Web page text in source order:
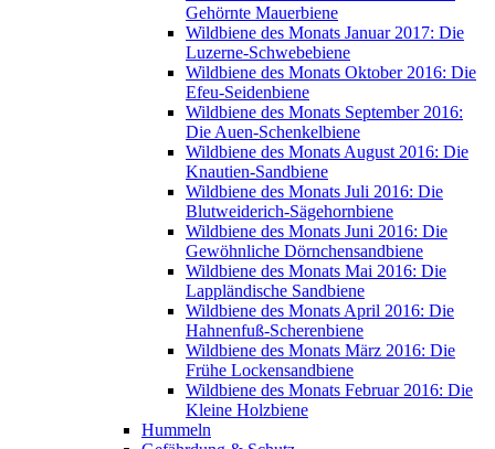
Gehörnte Mauerbiene
Wildbiene des Monats Januar 2017: Die
Luzerne-Schwebebiene
Wildbiene des Monats Oktober 2016: Die
Efeu-Seidenbiene
Wildbiene des Monats September 2016:
Die Auen-Schenkelbiene
Wildbiene des Monats August 2016: Die
Knautien-Sandbiene
Wildbiene des Monats Juli 2016: Die
Blutweiderich-Sägehornbiene
Wildbiene des Monats Juni 2016: Die
Gewöhnliche Dörnchensandbiene
Wildbiene des Monats Mai 2016: Die
Lappländische Sandbiene
Wildbiene des Monats April 2016: Die
Hahnenfuß-Scherenbiene
Wildbiene des Monats März 2016: Die
Frühe Lockensandbiene
Wildbiene des Monats Februar 2016: Die
Kleine Holzbiene
Hummeln